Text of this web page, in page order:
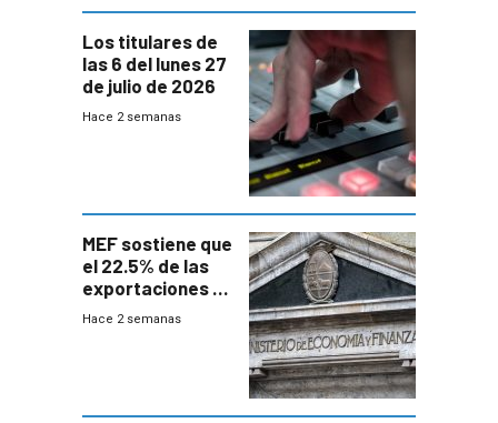
Los titulares de
las 6 del lunes 27
de julio de 2026
Hace 2 semanas
MEF sostiene que
el 22.5% de las
exportaciones a
EE.UU se verán
Hace 2 semanas